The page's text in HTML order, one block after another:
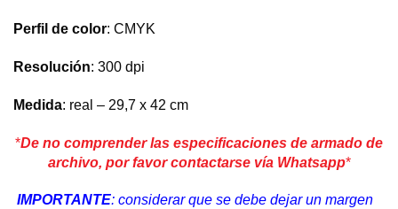
Perfil de color: CMYK
Resolución: 300 dpi
Medida: real – 29,7 x 42 cm
*De no comprender las especificaciones de armado de
archivo, por favor contactarse vía Whatsapp*
IMPORTANTE: considerar que se debe dejar un margen